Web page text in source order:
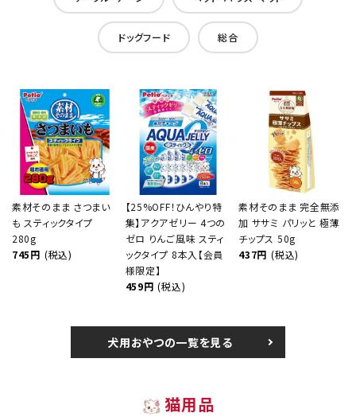
ドッグフード 総合
素材そのまま さつまい
も スティックタイプ
280g
745円 (税込)
【25%OFF！ひんやり特
集】アクアゼリー 4つの
ゼロ りんご風味 スティ
ックタイプ 8本入【会員
様限定】
459円 (税込)
素材そのまま 完全無添
加 ササミ パリッと 極薄
チップス 50g
437円 (税込)
犬用おやつの一覧を見る
猫用品